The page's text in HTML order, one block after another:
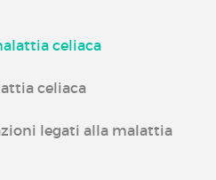
celiaca
celiaca
legati alla malattia